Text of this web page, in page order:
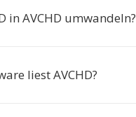
in AVCHD umwandeln?
liest AVCHD?